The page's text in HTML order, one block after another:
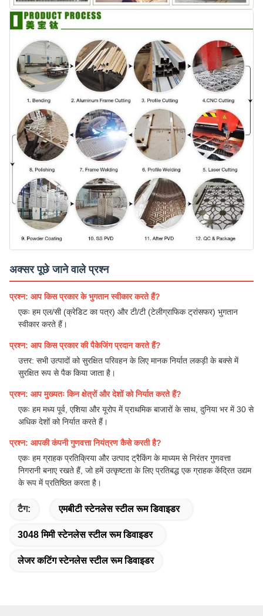
अक्सर पूछे जाने वाले प्रश्न
प्रश्न: आप किस प्रकार के भुगतान स्वीकार करते हैं?
एकः हम एल/सी (क्रेडिट का पत्र) और टी/टी (टेलीग्राफिक ट्रांसफर) भुगतान
स्वीकार करते हैं।
प्रश्न: आप किस प्रकार की पैकेजिंग प्रदान करते हैं?
उत्तर: सभी उत्पादों को सुरक्षित परिवहन के लिए मानक निर्यात लकड़ी के बक्से में
सुरक्षित रूप से पैक किया जाता है।
प्रश्न: आप मुख्यतः किन क्षेत्रों और देशों को निर्यात करते हैं?
एकः हम मध्य पूर्व, एशिया और यूरोप में प्राथमिक बाजारों के साथ, दुनिया भर में 30 से
अधिक देशों को निर्यात करते हैं।
प्रश्न: आपकी कंपनी गुणवत्ता नियंत्रण कैसे करती है?
एकः हम ग्राहक प्रतिक्रिया और उत्पाद ट्रैकिंग के माध्यम से निरंतर गुणवत्ता
निगरानी बनाए रखते हैं, जो हमें उत्कृष्टता के लिए प्रतिबद्ध एक ग्राहक केंद्रित उद्यम
के रूप में प्रतिष्ठित करता है।
टैग: एमबीटी स्टेनलेस स्टील रूम डिवाइडर
3048 मिमी स्टेनलेस स्टील रूम डिवाइडर
लेजर कटिंग स्टेनलेस स्टील रूम डिवाइडर